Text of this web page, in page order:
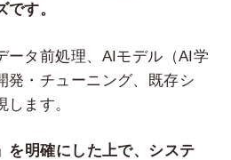
す。
ータ前処理、AIモデル（AI学
発・チューニング、既存シ
ます。
を明確にした上で、システ